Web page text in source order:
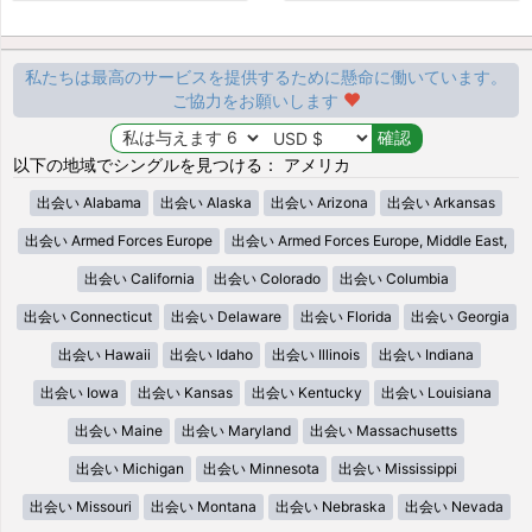
私たちは最高のサービスを提供するために懸命に働いています。
ご協力をお願いします
以下の地域でシングルを見つける： アメリカ
出会い Alabama 出会い Alaska 出会い Arizona 出会い Arkansas
出会い Armed Forces Europe 出会い Armed Forces Europe, Middle East,
出会い California 出会い Colorado 出会い Columbia
出会い Connecticut 出会い Delaware 出会い Florida 出会い Georgia
出会い Hawaii 出会い Idaho 出会い Illinois 出会い Indiana
出会い Iowa 出会い Kansas 出会い Kentucky 出会い Louisiana
出会い Maine 出会い Maryland 出会い Massachusetts
出会い Michigan 出会い Minnesota 出会い Mississippi
出会い Missouri 出会い Montana 出会い Nebraska 出会い Nevada